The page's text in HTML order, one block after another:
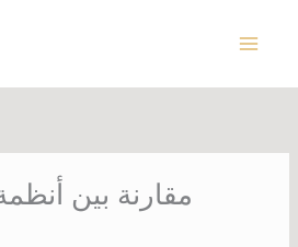
مقارنة بين